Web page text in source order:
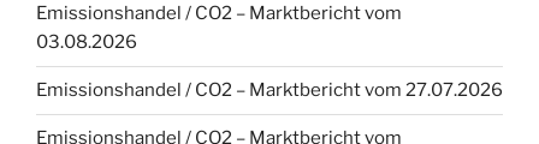
Emissionshandel / CO2 – Marktbericht vom
03.08.2026
Emissionshandel / CO2 – Marktbericht vom 27.07.2026
Emissionshandel / CO2 – Marktbericht vom